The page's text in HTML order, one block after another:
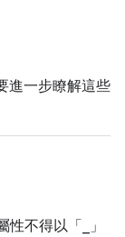
進一步瞭解這些
不得以「_」